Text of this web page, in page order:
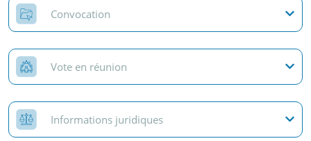
Convocation
Vote en réunion
Informations juridiques